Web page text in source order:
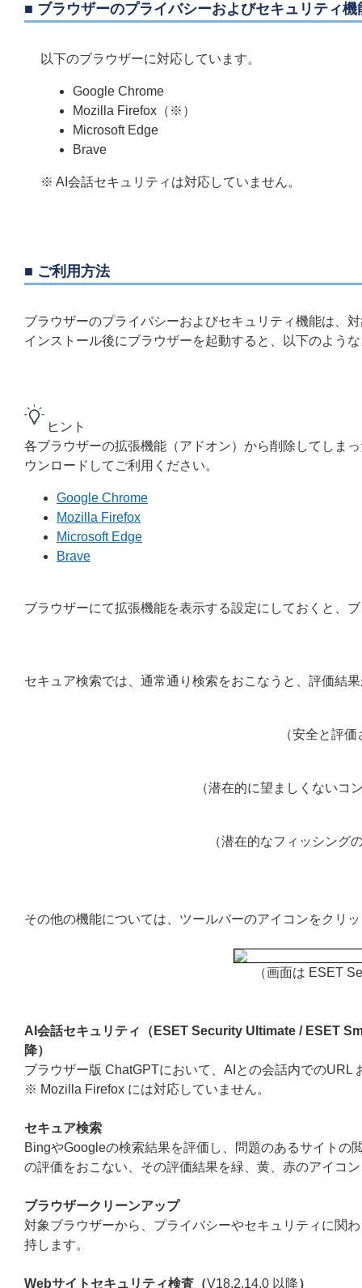
■ ブラウザーのプライバシーおよびセキュリティ機
以下のブラウザーに対応しています。
Google Chrome
Mozilla Firefox（※）
Microsoft Edge
Brave
※ AI会話セキュリティは対応していません。
■ ご利用方法
ブラウザーのプライバシーおよびセキュリティ​機能は、
インストール後にブラウザーを起動すると、以下のよう
ヒント
各ブラウザーの拡張機能（アドオン）から削除してしま
ウンロードしてご利用ください。
Google Chrome
Mozilla Firefox
Microsoft Edge
Brave
ブラウザーにて拡張機能を表示する設定にしておくと、
セキュア検索では、通常通り検索をおこなうと、評価結
（安全と評
（潜在的に望ましくないコ
（潜在的なフィッシング
その他の機能については、ツールバーのアイコンをクリ
（画面は ESET
AI会話セキュリティ（ESET Security Ultimate / ESET
降）
ブラウザー版 ChatGPTにおいて、AIとの会話内での
※ Mozilla Firefox には対応していません。
セキュア検索
BingやGoogleの検索結果を評価し、問題のあるサイト
の評価をおこない、その評価結果を緑、黄、赤のアイコ
ブラウザークリーンアップ
対象ブラウザーから、プライバシーやセキュリティに関
持します。
Webサイトセキュリティ検査（V18.2.14.0 以降）